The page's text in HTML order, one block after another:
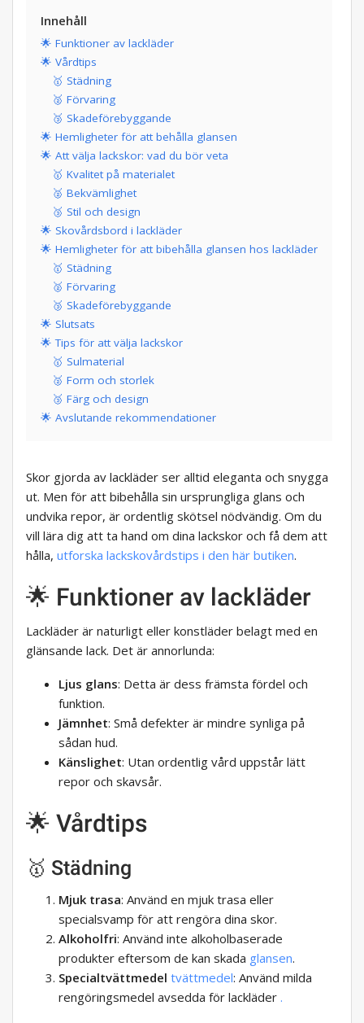
Innehåll
🌟 Funktioner av lackläder
🌟 Vårdtips
🥇 Städning
🥈 Förvaring
🥉 Skadeförebyggande
🌟 Hemligheter för att behålla glansen
🌟 Att välja lackskor: vad du bör veta
🥇 Kvalitet på materialet
🥈 Bekvämlighet
🥉 Stil och design
🌟 Skovårdsbord i lackläder
🌟 Hemligheter för att bibehålla glansen hos lackläder
🥇 Städning
🥈 Förvaring
🥉 Skadeförebyggande
🌟 Slutsats
🌟 Tips för att välja lackskor
🥇 Sulmaterial
🥈 Form och storlek
🥉 Färg och design
🌟 Avslutande rekommendationer
Skor gjorda av lackläder ser alltid eleganta och snygga
ut. Men för att bibehålla sin ursprungliga glans och
undvika repor, är ordentlig skötsel nödvändig. Om du
vill lära dig att ta hand om dina lackskor och få dem att
hålla, utforska lackskovårdstips i den här butiken.
🌟 Funktioner av lackläder
Lackläder är naturligt eller konstläder belagt med en
glänsande lack. Det är annorlunda:
Ljus glans: Detta är dess främsta fördel och
funktion.
Jämnhet: Små defekter är mindre synliga på
sådan hud.
Känslighet: Utan ordentlig vård uppstår lätt
repor och skavsår.
🌟 Vårdtips
🥇 Städning
Mjuk trasa: Använd en mjuk trasa eller
specialsvamp för att rengöra dina skor.
Alkoholfri: Använd inte alkoholbaserade
produkter eftersom de kan skada glansen.
Specialtvättmedel tvättmedel: Använd milda
rengöringsmedel avsedda för lackläder .